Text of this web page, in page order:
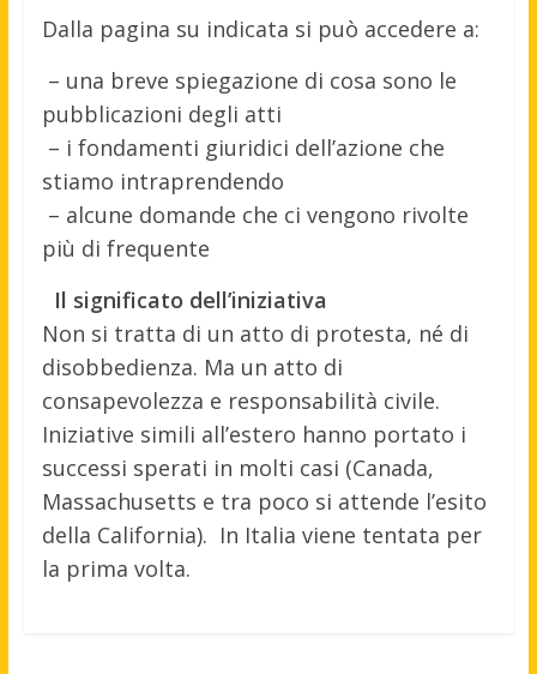
Dalla pagina su indicata si può accedere a:
– una breve spiegazione di cosa sono le
pubblicazioni degli atti
– i fondamenti giuridici dell’azione che
stiamo intraprendendo
– alcune domande che ci vengono rivolte
più di frequente
Il significato dell’iniziativa
Non si tratta di un atto di protesta, né di
disobbedienza. Ma un atto di
consapevolezza e responsabilità civile.
Iniziative simili all’estero hanno portato i
successi sperati in molti casi (Canada,
Massachusetts e tra poco si attende l’esito
della California). In Italia viene tentata per
la prima volta.